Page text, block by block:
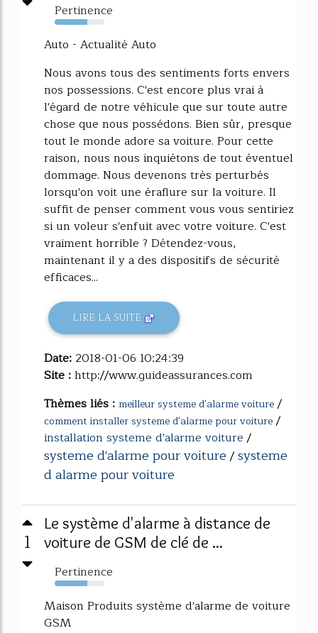
Pertinence
66%
Auto - Actualité Auto
Nous avons tous des sentiments forts envers
nos possessions. C'est encore plus vrai à
l'égard de notre véhicule que sur toute autre
chose que nous possédons. Bien sûr, presque
tout le monde adore sa voiture. Pour cette
raison, nous nous inquiétons de tout éventuel
dommage. Nous devenons très perturbés
lorsqu'on voit une éraflure sur la voiture. Il
suffit de penser comment vous vous sentiriez
si un voleur s'enfuit avec votre voiture. C'est
vraiment horrible ? Détendez-vous,
maintenant il y a des dispositifs de sécurité
efficaces...
LIRE LA SUITE
Date: 2018-01-06 10:24:39
Site :http://www.guideassurances.com
Thèmes liés : meilleur systeme d'alarme voiture/
comment installer systeme d'alarme pour voiture/
installation systeme d'alarme voiture/
systeme d'alarme pour voiture/systeme
d alarme pour voiture
1
Le système d'alarme à distance de
voiture de GSM de clé de ...
Pertinence
66%
Maison Produits système d'alarme de voiture
GSM